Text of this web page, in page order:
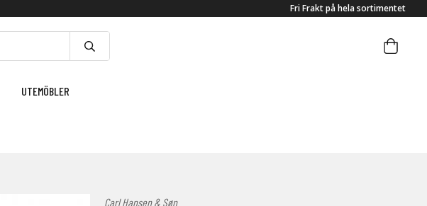
Fri Frakt på hela sortimentet
UTEMÖBLER
Carl Hansen & Søn